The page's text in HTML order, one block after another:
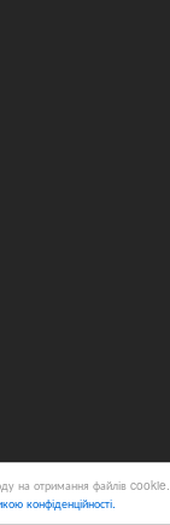
на отримання файлів cookie.
конфіденційності.